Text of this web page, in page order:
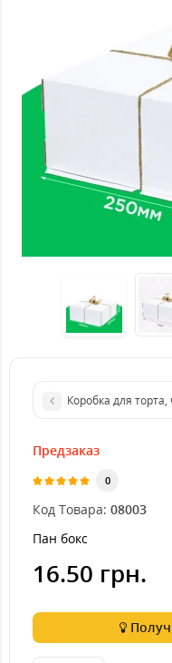
Коробка для
Предзаказ
0
Код Товара: 08003
Пан бокс
16.50 грн.